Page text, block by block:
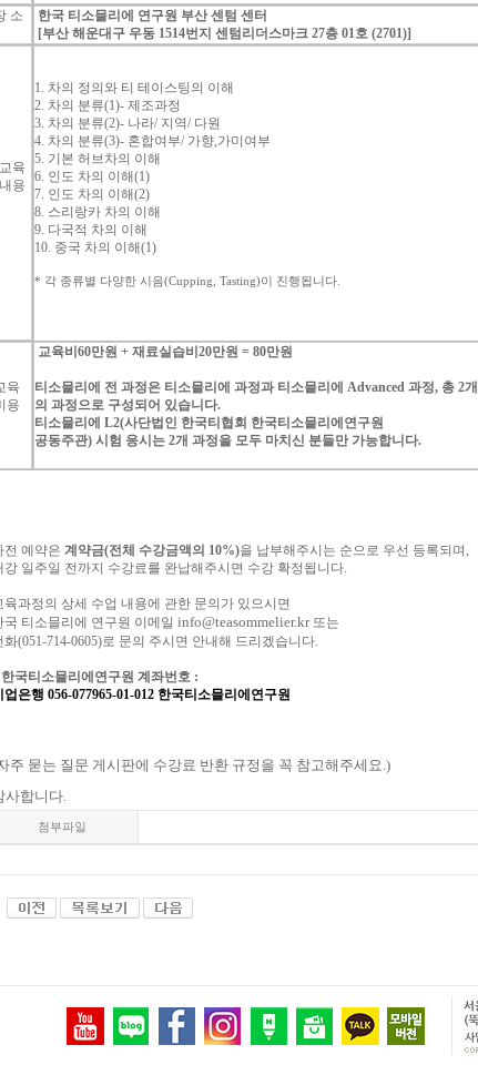
소
한국 티소믈리에 연구원 부산 센텀 센터
[부산 해운대구 우동 1514번지센텀리더스마크 27층 01호 (2701)]
교육
내용
1. 차의 정의와 티 테이스팅의 이해
2. 차의 분류(1)-제조과정
3. 차의 분류(2)- 나라/ 지역/ 다원
4. 차의 분류(3)- 혼합여부/ 가향,가미여부
5. 기본 허브차의 이해
6. 인도 차의 이해(1)
7. 인도 차의 이해(2)
8. 스리랑카 차의 이해
9. 다국적 차의 이해
10. 중국 차의 이해(1)
* 각 종류별 다양한 시음(Cupping, Tasting)이 진행됩니다.
육
용
교육비60만원 +재료실습비20만원 = 80만원
티소믈리에 전 과정은 티소믈리에 과정과 티소믈리에 Advanced과정, 총2개
의 과정으로 구성되어 있습니다.
티소믈리에 L2(사단법인 한국티협회 한국티소믈리에연구원
공동주관)시험 응시는 2개 과정을 모두 마치신 분들만 가능합니다.
전 예약은 계약금(전체 수강금액의 10%)을 납부해주시는 순으로 우선 등록되며,
강 일주일 전까지 수강료를 완납해주시면 수강 확정됩니다.
육과정의 상세 수업 내용에 관한 문의가 있으시면
국 티소믈리에 연구원 이메일 info@teasommelier.kr 또는
화(051-714-0605)로 문의 주시면 안내해 드리겠습니다.
한국티소믈리에연구원 계좌번호 :
업은행 056-077965-01-012 한국티소믈리에연구원
주 묻는 질문 게시판에 수강료 반환 규정을 꼭 참고해주세요.)
사합니다.
첨부파일